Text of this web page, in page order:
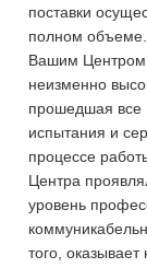
поставки
полном
Вашим Центром
неизменно
прошедшая все
испытания и
процессе
Центра
уровень
того,